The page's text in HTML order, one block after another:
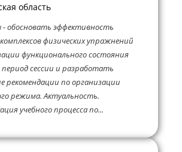
область
обосновать эффективность
физических упражнений
функционального состояния
сессии и разработать
рекомендации по организации
режима. Актуальность.
учебного процесса по...